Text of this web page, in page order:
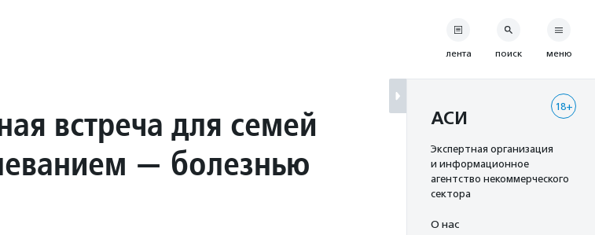
встреча для семей
— болезнью
лента поиск меню
18+
АСИ
Экспертная организация
и информационное
агентство некоммерческого
сектора
О нас